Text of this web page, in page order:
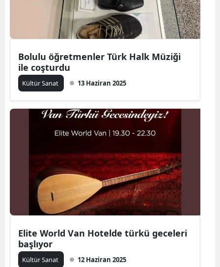
Bolulu öğretmenler Türk Halk Müziği
ile coşturdu
Kültür Sanat 13 Haziran 2025
Elite World Van Hotelde türkü geceleri
başlıyor
Kültür Sanat 12 Haziran 2025